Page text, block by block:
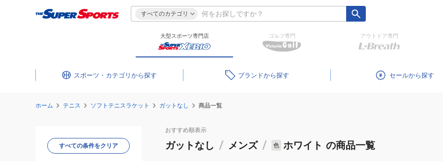
すべてのカテゴリ
大型スポーツ専門店 ゴルフ専門 アウトドア専門
スポーツ・カテゴリ ブランド セール
ホーム テニス ソフトテニスラケット ガットなし 商品一覧
おすすめ順表示
ガットなし / メンズ / 色 ホワイト の商品一覧
すべての条件をクリア